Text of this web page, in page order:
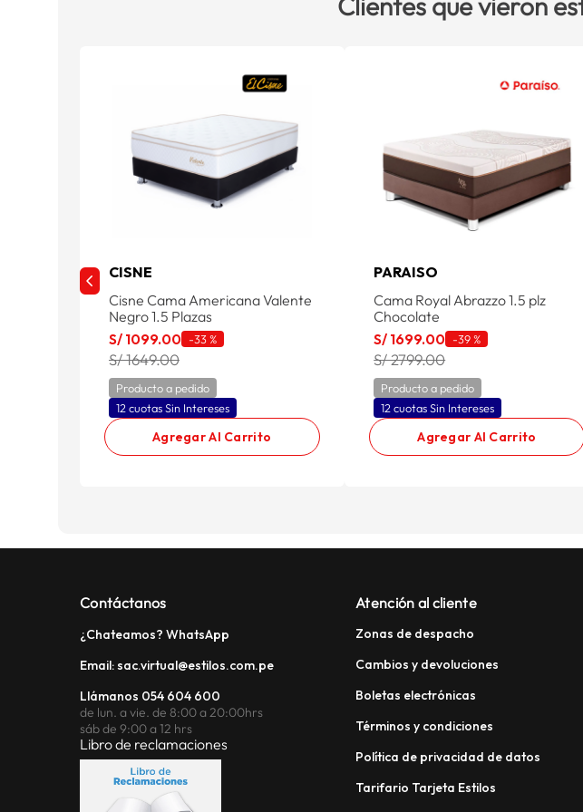
CISNE
Cisne Cama Americana Valente
Negro 1.5 Plazas
S/ 1099.00 -33 %
S/ 1649.00
Producto a pedido
12 cuotas Sin Intereses
Agregar Al Carrito
PARAISO
Cama Royal Abrazzo 1.5 plz
Chocolate
S/ 1699.00 -39 %
S/ 2799.00
Producto a pedido
12 cuotas Sin Intereses
Agregar Al Carrito
Contáctanos
¿Chateamos? WhatsApp
Email: sac.virtual@estilos.com.pe
Llámanos 054 604 600
de lun. a vie. de 8:00 a 20:00hrs
sáb de 9:00 a 12 hrs
Libro de reclamaciones
Atención al cliente
Zonas de despacho
Cambios y devoluciones
Boletas electrónicas
Términos y condiciones
Política de privacidad de datos
Tarifario Tarjeta Estilos